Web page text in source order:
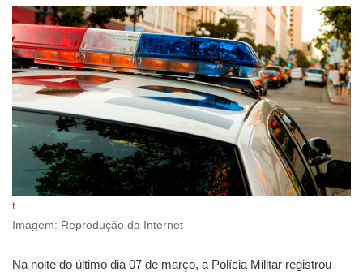
t
Imagem: Reprodução da Internet
Na noite do último dia 07 de março, a Polícia Militar registrou